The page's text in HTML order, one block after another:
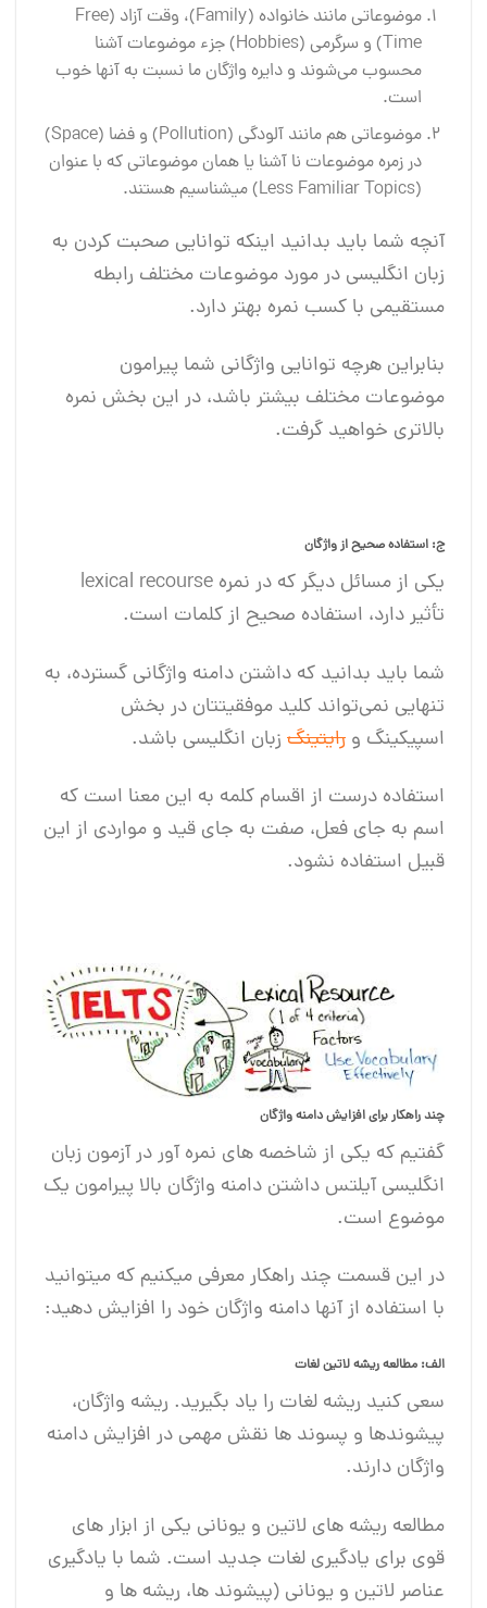
موضوعاتی مانند خانواده (Family)، وقت آزاد (Free
Time) و سرگرمی (Hobbies) جزء موضوعات آشنا
محسوب می‌شوند و دایره واژگان ما نسبت به آنها خوب
است.
موضوعاتی هم مانند آلودگی (Pollution) و فضا (Space)
در زمره موضوعات نا آشنا یا همان موضوعاتی که با عنوان
(Less Familiar Topics) میشناسیم هستند.
آنچه شما باید بدانید اینکه توانایی صحبت کردن به
زبان انگلیسی در مورد موضوعات مختلف رابطه
مستقیمی با کسب نمره بهتر دارد.
بنابراین هرچه توانایی واژگانی شما پیرامون
موضوعات مختلف بیشتر باشد، در این بخش نمره
بالاتری خواهید گرفت.
ج: استفاده صحیح از واژگان
یکی از مسائل دیگر که در نمره lexical recourse
تأثیر دارد، استفاده صحیح از کلمات است.
شما باید بدانید که داشتن دامنه واژگانی گسترده، به
تنهایی نمی‌تواند کلید موفقیتتان در بخش
اسپیکینگ و رایتینگ زبان انگلیسی باشد.
استفاده درست از اقسام کلمه به این معنا است که
اسم به جای فعل، صفت به جای قید و مواردی از این
قبیل استفاده نشود.
چند راهکار برای افزایش دامنه واژگان
گفتیم که یکی از شاخصه های نمره آور در آزمون زبان
انگلیسی آیلتس داشتن دامنه واژگان بالا پیرامون یک
موضوع است.
در این قسمت چند راهکار معرفی میکنیم که میتوانید
با استفاده از آنها دامنه واژگان خود را افزایش دهید:
الف: مطالعه ریشه لاتین لغات
سعی کنید ریشه لغات را یاد بگیرید. ریشه واژگان،
پیشوندها و پسوند ها نقش مهمی در افزایش دامنه
واژگان دارند.
مطالعه ریشه های لاتین و یونانی یکی از ابزار های
قوی برای یادگیری لغات جدید است. شما با یادگیری
عناصر لاتین و یونانی (پیشوند ها، ریشه ها و